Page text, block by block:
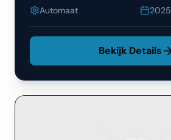
Automaat 2025
Bekijk Details